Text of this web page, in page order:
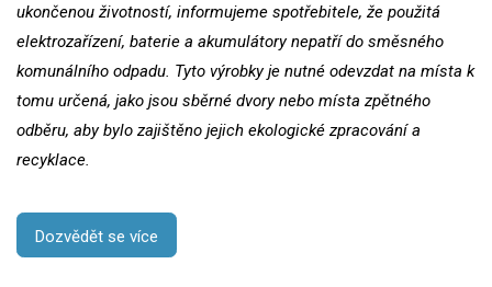
ukončenou životností, informujeme spotřebitele, že použitá
elektrozařízení, baterie a akumulátory nepatří do směsného
komunálního odpadu. Tyto výrobky je nutné odevzdat na místa k
tomu určená, jako jsou sběrné dvory nebo místa zpětného
odběru, aby bylo zajištěno jejich ekologické zpracování a
recyklace.
Dozvědět se více